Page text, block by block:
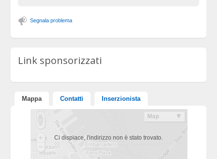
Segnala problema
Link sponsorizzati
Mappa Contatti Inserzionista
Ci dispiace, l'indirizzo non è stato trovato.